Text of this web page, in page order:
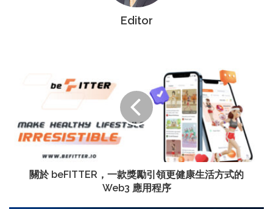
Editor
關於 beFITTER，一款獎勵引領更健康生活方式的
Web3 應用程序